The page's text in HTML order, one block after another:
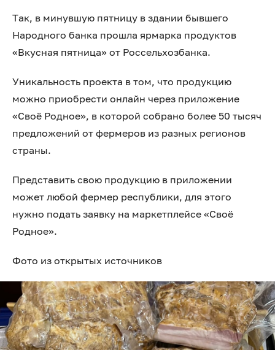
Так, в минувшую пятницу в здании бывшего
Народного банка прошла ярмарка продуктов
«Вкусная пятница» от Россельхозбанка.
Уникальность проекта в том, что продукцию
можно приобрести онлайн через приложение
«Своё Родное», в которой собрано более 50 тысяч
предложений от фермеров из разных регионов
страны.
Представить свою продукцию в приложении
может любой фермер республики, для этого
нужно подать заявку на маркетплейсе «Своё
Родное».
Фото из открытых источников